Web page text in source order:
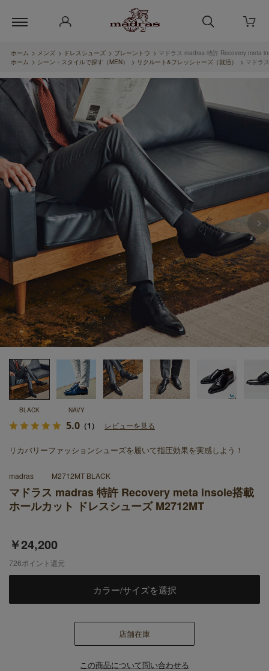
ホーム > メンズ > ドレスシューズ > プレーントウ > マドラス madras 特許 Recovery meta
ホーム > シーン・スタイルで探す（MEN） > リクルート&フレッシャーズ（就活） > マドラ
BLACK NAVY
マドラス madras 特許 Recovery meta insole搭載
ホールカット ドレスシューズ M2712MT
5.0 （1） レビューを見る
リカバリーファッションシューズを履いて指圧効果を実感しよう！
￥24,200
madras M2712MT BLACK
726ポイント還元
カラー/サイズを選択
店舗在庫
この商品について問い合わせる